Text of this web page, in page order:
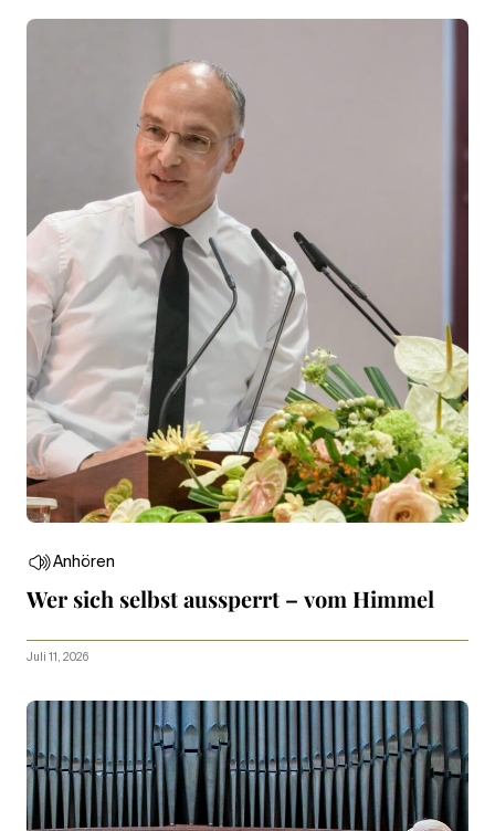
Anhören
Wer sich selbst aussperrt – vom Himmel
Juli 11, 2026